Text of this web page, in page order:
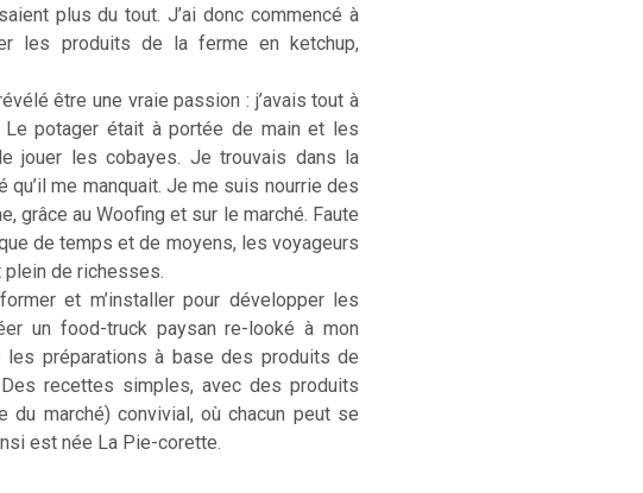
plus du tout. J’ai donc commencé à
les produits de la ferme en ketchup,
être une vraie passion : j’avais tout à
Le potager était à portée de main et les
jouer les cobayes. Je trouvais dans la
qu’il me manquait. Je me suis nourrie des
grâce au Woofing et sur le marché. Faute
de temps et de moyens, les voyageurs
plein de richesses.
et m’installer pour développer les
un food-truck paysan re-looké à mon
les préparations à base des produits de
recettes simples, avec des produits
du marché) convivial, où chacun peut se
est née La Pie-corette.